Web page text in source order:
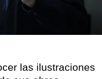
las ilustraciones